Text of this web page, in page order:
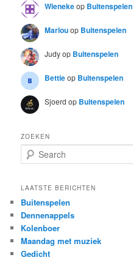
Wienekeop Buitenspelen
Marlouop Buitenspelen
Judyop Buitenspelen
Bettieop Buitenspelen
Sjoerd op Buitenspelen
ZOEKEN
e
r
h
LAATSTE BERICHTEN
Buitenspelen
Dennenappels
Kolenboer
Maandag met muziek
Gedicht